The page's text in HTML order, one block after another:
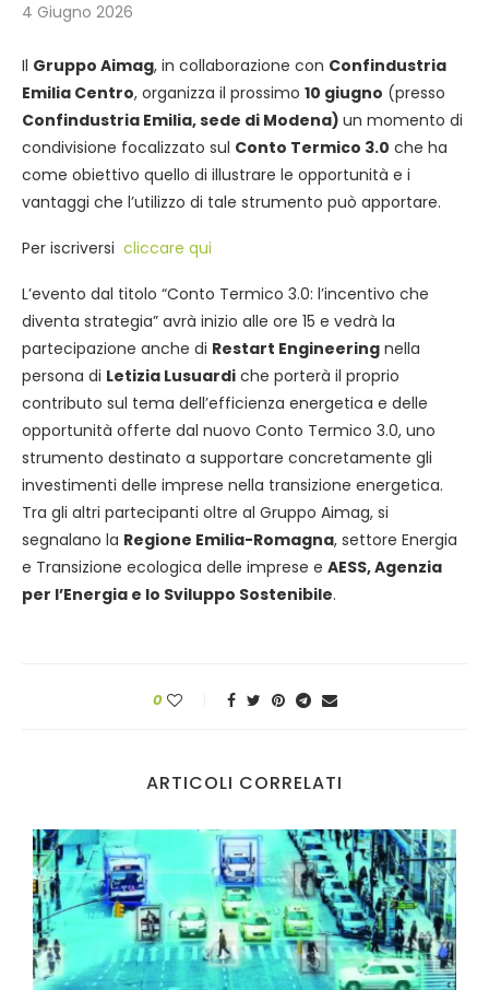
4 Giugno 2026
Il Gruppo Aimag, in collaborazione con Confindustria
Emilia Centro, organizza il prossimo 10 giugno (presso
Confindustria Emilia, sede di Modena) un momento di
condivisione focalizzato sul Conto Termico 3.0 che ha
come obiettivo quello di illustrare le opportunità e i
vantaggi che l’utilizzo di tale strumento può apportare.
Per iscriversi cliccare qui
L’evento dal titolo “Conto Termico 3.0: l’incentivo che
diventa strategia” avrà inizio alle ore 15 e vedrà la
partecipazione anche di Restart Engineering nella
persona di Letizia Lusuardi che porterà il proprio
contributo sul tema dell’efficienza energetica e delle
opportunità offerte dal nuovo Conto Termico 3.0, uno
strumento destinato a supportare concretamente gli
investimenti delle imprese nella transizione energetica.
Tra gli altri partecipanti oltre al Gruppo Aimag, si
segnalano la Regione Emilia-Romagna, settore Energia
e Transizione ecologica delle imprese e AESS, Agenzia
per l’Energia e lo Sviluppo Sostenibile.
0
ARTICOLI CORRELATI